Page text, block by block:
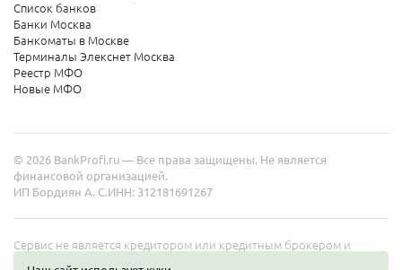
Список банков
Банки Москва
Банкоматы в Москве
Терминалы Элекснет Москва
Реестр МФО
Новые МФО
© 2026 BankProfi.ru — Все права защищены. Не является
финансовой организацией.
ИП Бордиян А. С.ИНН: 312181691267
Сервис не является кредитором или кредитным брокером и